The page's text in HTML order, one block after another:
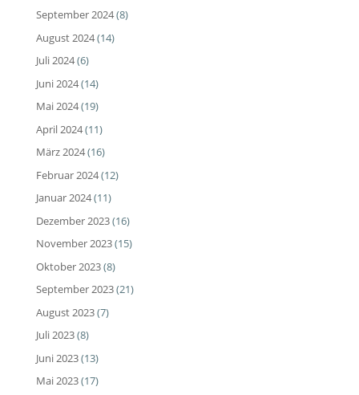
September 2024(8)
August 2024(14)
Juli 2024(6)
Juni 2024(14)
Mai 2024(19)
April 2024(11)
März 2024(16)
Februar 2024(12)
Januar 2024(11)
Dezember 2023(16)
November 2023(15)
Oktober 2023(8)
September 2023(21)
August 2023(7)
Juli 2023(8)
Juni 2023(13)
Mai 2023(17)